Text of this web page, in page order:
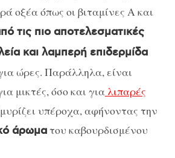
οξέα όπως οι βιταμίνες Α και
τις πιο αποτελεσματικές
και λαμπερή επιδερμίδα
ώρες. Παράλληλα, είναι
μικτές, όσο και για λιπαρές
υπέροχα, αφήνοντας την
άρωματου καβουρδισμένου